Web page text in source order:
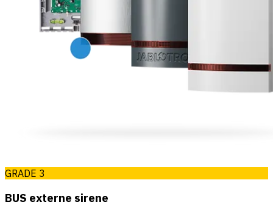
GRADE 3
BUS externe sirene